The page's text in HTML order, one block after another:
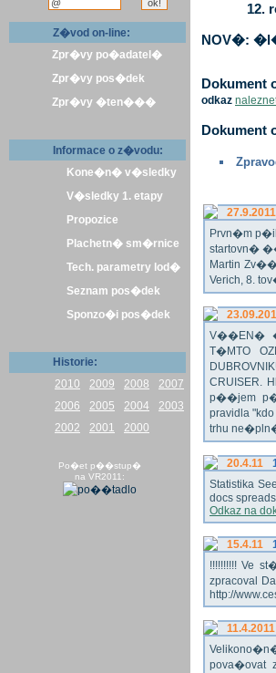
Z�vod on-line:
Zpr�vy po�adatel�
Zpr�vy pos�dek
Zpr�vy �ten���
Informace o z�vodu:
Kone�n� v�sledky
V�sledky 1. etapy
Propozice
Plachetn� sm�rnice
Tech. parametry lod�
Seznam pos�dek
Sponzo�i pos�dek
Historie:
2010
2009 2008
2007
2006
2005 2004
2003
2002
2001 2000
Po�et p��stup�
na VR2011:
12.
NOV�:
Dokument
odkaz
Dokument
27.9.2011
Prvn�m
startovn�
Martin
Verich, 8.
V��EN�
T�MTO
CRUISER.
p��jem
pravidla
trhu
20.4.11
Statistika
docs
Odkaz na
15.4.11
!!!!!!!!!! Ve
zpracoval
http://
11.4.2011
pova�ovat